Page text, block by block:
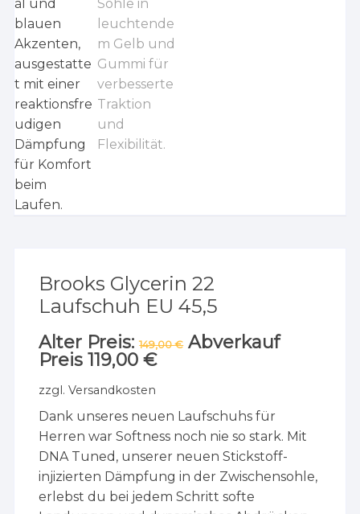
Brooks Glycerin 22
Laufschuh EU 45,5
Alter Preis: 149,00€ Ursprünglicher
Preis
Abverkauf
Preis 119,00€Aktueller
Preis
zzgl.Versandkosten
Dank unseres neuen Laufschuhs für
Herren war Softness noch nie so stark. Mit
DNA Tuned, unserer neuen Stickstoff-
injizierten Dämpfung in der Zwischensohle,
erlebst du bei jedem Schritt softe